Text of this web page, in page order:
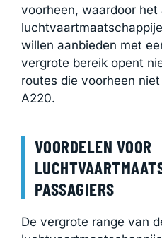
voorheen, waardoor
willen aanbieden met
vergrote bereik opent
routes die voorheen
A220.
VOORDELEN VOOR
PASSAGIERS
De vergrote range van